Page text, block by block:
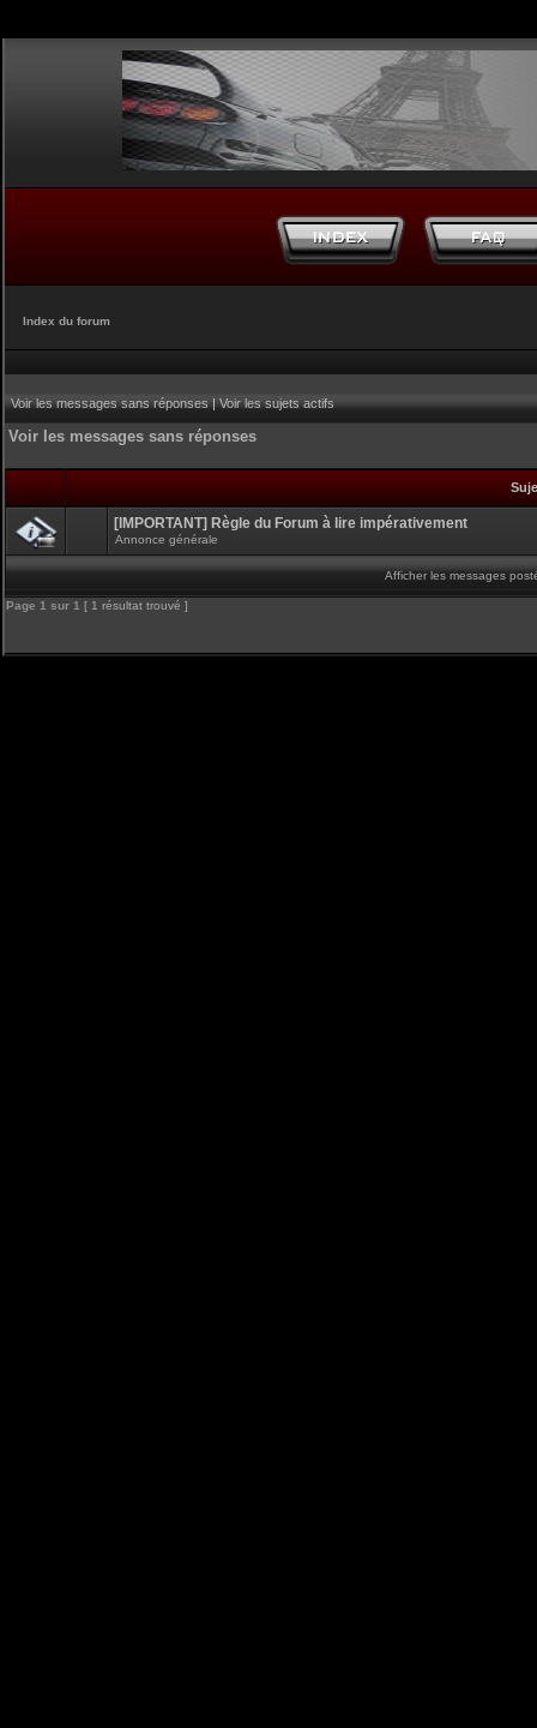
Index du forum
Voir les messages sans réponses|Voir les sujets actifs
Voir les messages sans réponses
[IMPORTANT] Règle du Forum à lire impérativement
Annonce générale
Afficher les messages
Page 1 sur 1 [ 1 résultat trouvé ]